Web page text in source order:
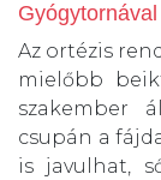
Az ortézis
mielőbb
szakember
csupán a
is javulhat,